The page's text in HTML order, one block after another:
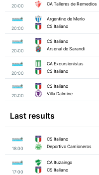
20:00
CA Talleres de Remedios
20:00
Argentino de Merlo
CS Italiano
20:00
CS Italiano
Arsenal de Sarandi
20:00
CA Excursionistas
CS Italiano
20:00
CS Italiano
Villa Dalmine
Last results
18:00
CS Italiano
Deportivo Camioneros
17:00
CA Ituzaingo
CS Italiano